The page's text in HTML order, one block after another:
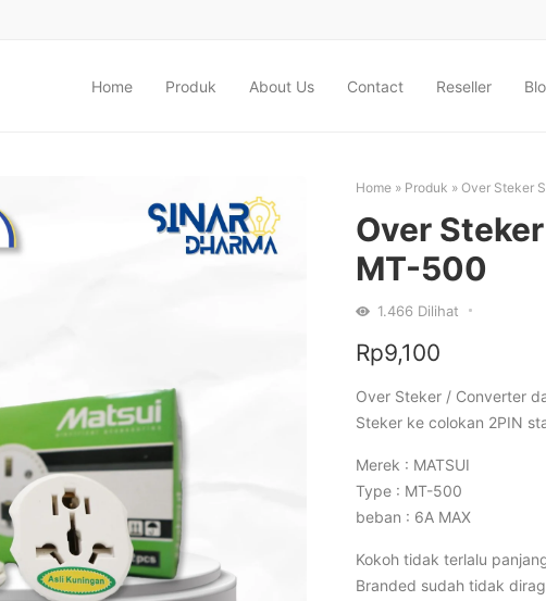
Home Produk About Us Contact Reseller
Home » Produk » Over Steker
Over
MT-500
1.466 Dilihat
Rp9,100
Over Steker / Converter
Steker ke colokan 2PIN
Merek : MATSUI
Type : MT-500
beban : 6A MAX
Kokoh tidak terlalu
Branded sudah tidak